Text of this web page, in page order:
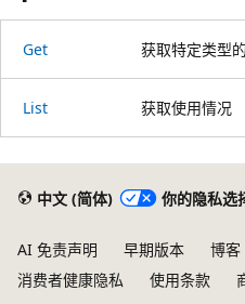
Get 获取特定类型
List 获取使用情况
中文 (简体) 你的隐私选
AI 免责声明 早期版本 博客
消费者健康隐私
使用条款